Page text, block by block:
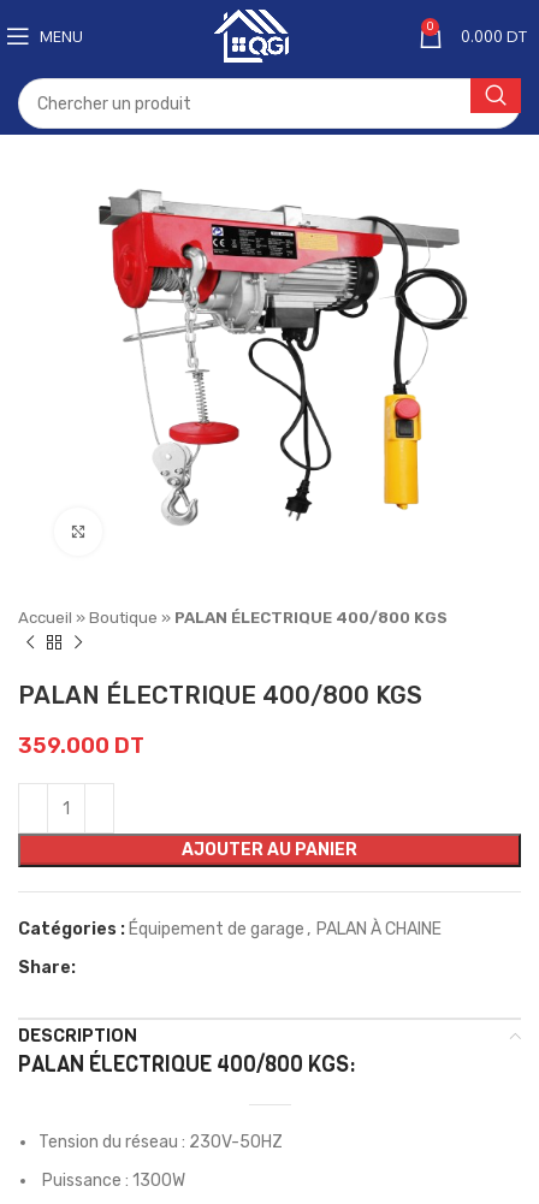
MENU 0 0.000 DT
Click to enlarge
Accueil » Boutique » PALAN ÉLECTRIQUE 400/800 KGS
PALAN ÉLECTRIQUE 400/800 KGS
359.000 DT
AJOUTER AU PANIER
Catégories :Équipement de garage, PALAN À CHAINE
Share:
DESCRIPTION
PALAN ÉLECTRIQUE 400/800 KGS:
Tension du réseau : 230V-50HZ
Puissance : 1300W